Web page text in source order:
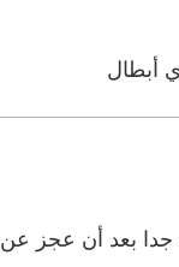
جدا بعد أن عجز عن